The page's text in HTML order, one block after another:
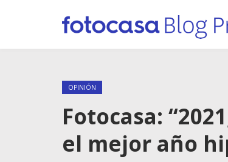
OPINIÓN
Fotocasa:
el mejor año